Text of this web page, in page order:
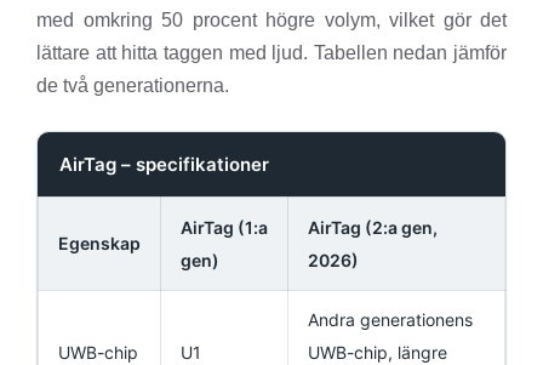
med omkring 50 procent högre volym, vilket gör det
lättare att hitta taggen med ljud. Tabellen nedan jämför
de två generationerna.
AirTag – specifikationer
Egenskap
AirTag (1:a
gen)
AirTag (2:a gen,
2026)
UWB-chip U1
Andra generationens
UWB-chip, längre